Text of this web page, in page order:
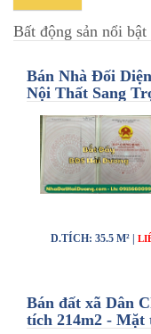
Bất động sản nổi bật
Bán Nhà Đối
Nội Thất Sang
D.TÍCH: 35.5 M² |
Bán đất xã Dân
tích 214m2 - Mặt